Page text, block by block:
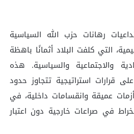
رهانات حزب الله السياسية
التي كلفت البلاد أثمانًا باهظة
والاجتماعية والسياسية. هذه
قرارات استراتيجية تتجاوز حدود
عميقة وانقسامات داخلية، في
في صراعات خارجية دون اعتبار